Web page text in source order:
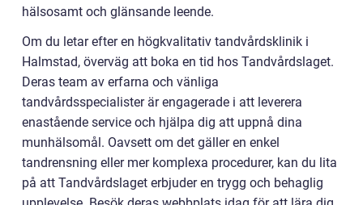
hälsosamt och glänsande leende.
Om du letar efter en högkvalitativ tandvårdsklinik i
Halmstad, överväg att boka en tid hos Tandvårdslaget.
Deras team av erfarna och vänliga
tandvårdsspecialister är engagerade i att leverera
enastående service och hjälpa dig att uppnå dina
munhälsomål. Oavsett om det gäller en enkel
tandrensning eller mer komplexa procedurer, kan du lita
på att Tandvårdslaget erbjuder en trygg och behaglig